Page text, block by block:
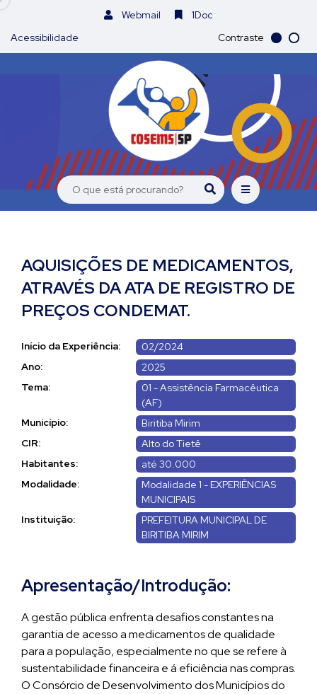
Webmail
1Doc
Acessibilidade
Contraste
AQUISIÇÕES DE MEDICAMENTOS,
ATRAVÉS DA ATA DE REGISTRO DE
PREÇOS CONDEMAT.
Início da Experiência:
02/2024
Ano:
2025
Tema:
01 - Assistência Farmacêutica
(AF)
Município:
Biritiba Mirim
CIR:
Alto do Tietê
Habitantes:
até 30.000
Modalidade:
Modalidade 1 - EXPERIÊNCIAS
MUNICIPAIS
Instituição:
PREFEITURA MUNICIPAL DE
BIRITIBA MIRIM
Apresentação/Introdução:
A gestão pública enfrenta desafios constantes na
garantia de acesso a medicamentos de qualidade
para a população, especialmente no que se refere à
sustentabilidade financeira e á eficiência nas compras.
O Consórcio de Desenvolvimento dos Municípios do